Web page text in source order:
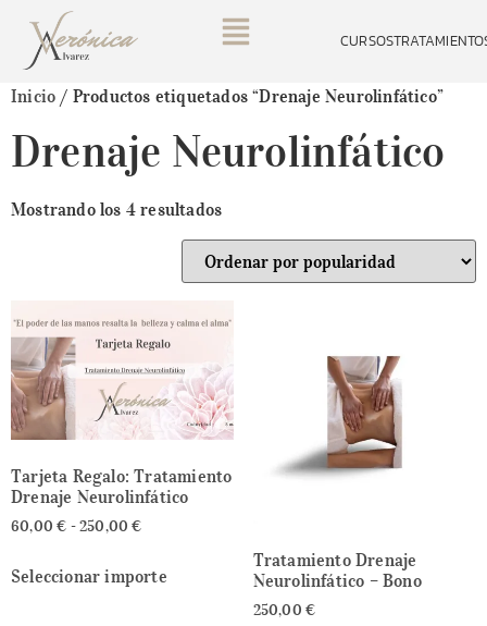
CURSOS
Inicio / Productos etiquetados “Drenaje Neurolinfático”
Drenaje Neurolinfático
Mostrando los 4 resultados
Tarjeta Regalo: Tratamiento
Drenaje Neurolinfático
60,00€ -250,00€
Seleccionar importe
Tratamiento Drenaje
Neurolinfático – Bono
250,00 €